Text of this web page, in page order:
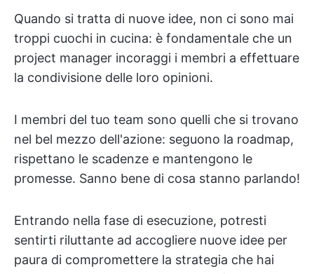
Quando si tratta di nuove idee, non ci sono mai
troppi cuochi in cucina: è fondamentale che un
project manager incoraggi i membri a effettuare
la condivisione delle loro opinioni.
I membri del tuo team sono quelli che si trovano
nel bel mezzo dell'azione: seguono la roadmap,
rispettano le scadenze e mantengono le
promesse. Sanno bene di cosa stanno parlando!
Entrando nella fase di esecuzione, potresti
sentirti riluttante ad accogliere nuove idee per
paura di compromettere la strategia che hai